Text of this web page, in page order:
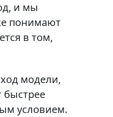
и мы
понимают
в том,
модели,
быстрее
условием.